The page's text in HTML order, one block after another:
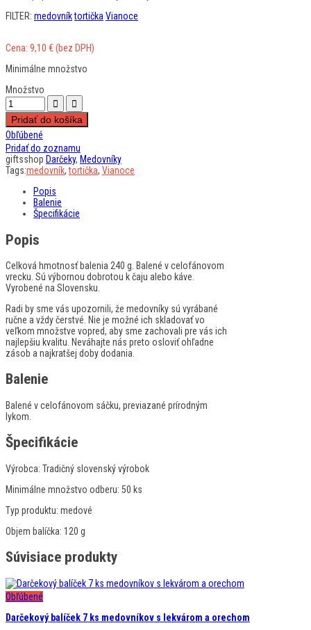
FILTER: medovníktortička Vianoce
Cena: 9,10 €(bez DPH)
Minimálne množstvo
Množstvo
Pridať do košíka
Obľúbené
Pridať do zoznamu
giftsshop Darčeky, Medovníky
Tags:medovník,tortička, Vianoce
Popis
Balenie
Špecifikácie
Popis
Celková hmotnosť balenia 240 g. Balené v celofánovom
vrecku. Sú výbornou dobrotou k čaju alebo káve.
Vyrobené na Slovensku.
Radi by sme vás upozornili, že medovníky sú vyrábané
ručne a vždy čerstvé. Nie je možné ich skladovať vo
veľkom množstve vopred, aby sme zachovali pre vás ich
najlepšiu kvalitu. Neváhajte nás preto osloviť ohľadne
zásob a najkratšej doby dodania.
Balenie
Balené v celofánovom sáčku, previazané prírodným
lykom.
Špecifikácie
Výrobca: Tradičný slovenský výrobok
Minimálne množstvo odberu: 50 ks
Typ produktu: medové
Objem balíčka: 120 g
Súvisiace produkty
Obľúbené
Darčekový balíček 7 ks medovníkov s lekvárom a orechom